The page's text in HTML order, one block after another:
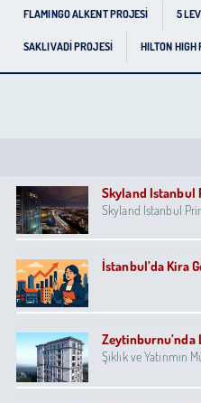
FLAMINGO ALKENT PROJESİ 5
SAKLIVADİ PROJESİ HILTON HIGH
Skyland Istanbul
Skyland Istanbul
İstanbul’da Kira
Zeytinburnu’nda
Şıklık ve Yatırımın